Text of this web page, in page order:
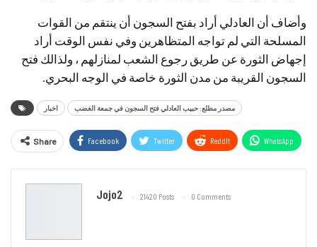
وأضاف أن العادلي أراد بفتح السجون أن ينتقم من القوات
المسلحة التي لم تواجه المتظاهرين وفي نفس الوقت أراد
إجهاض الثورة عن طريق رجوع الشعب لمنازلهم ، ولذالك فتح
السجون القريبة من مدن الثورة خاصة في الوجه البحري.
اخبار مصدر مطلع: حبيب العادلي فتح السجون في جمعة الغضب
Share Facebook Twitter ReddIt WhatsApp
Jojo2 21420 Posts 0 Comments